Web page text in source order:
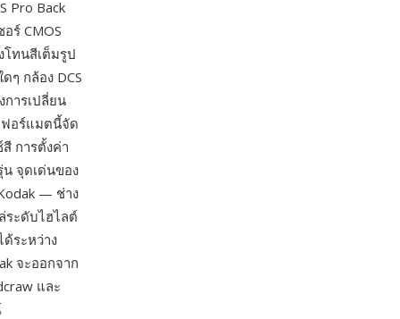
Pro Back
ร์ CMOS
ทนสีเต็มรูป
กล้อง DCS
ารเปลี่ยน
อร์แมตนี้จัด
การตั้งค่า
จุดเด่นของ
— ช่าง
ระดับไฮไลต์
ระหว่าง
จะออกจาก
และ